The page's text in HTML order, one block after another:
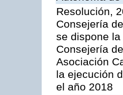
Resolución,
Consejería
se dispone
Consejería
Asociación
la ejecución
el año 2018